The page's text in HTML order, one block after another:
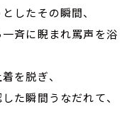
したその瞬間、
斉に睨まれ罵声を浴
を脱ぎ、
た瞬間うなだれて、